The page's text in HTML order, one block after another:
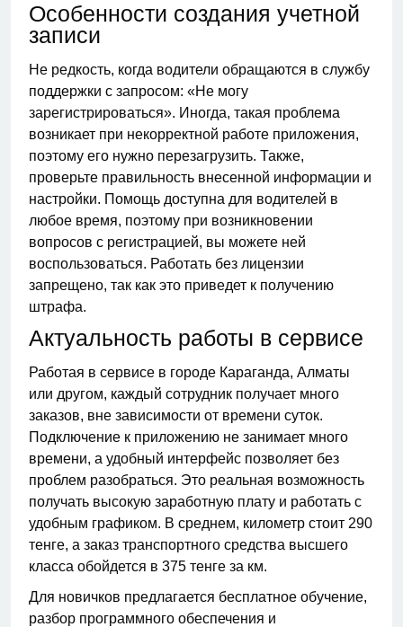
Особенности создания учетной
записи
Не редкость, когда водители обращаются в службу
поддержки с запросом: «Не могу
зарегистрироваться». Иногда, такая проблема
возникает при некорректной работе приложения,
поэтому его нужно перезагрузить. Также,
проверьте правильность внесенной информации и
настройки. Помощь доступна для водителей в
любое время, поэтому при возникновении
вопросов с регистрацией, вы можете ней
воспользоваться. Работать без лицензии
запрещено, так как это приведет к получению
штрафа.
Актуальность работы в сервисе
Работая в сервисе в городе Караганда, Алматы
или другом, каждый сотрудник получает много
заказов, вне зависимости от времени суток.
Подключение к приложению не занимает много
времени, а удобный интерфейс позволяет без
проблем разобраться. Это реальная возможность
получать высокую заработную плату и работать с
удобным графиком. В среднем, километр стоит 290
тенге, а заказ транспортного средства высшего
класса обойдется в 375 тенге за км.
Для новичков предлагается бесплатное обучение,
разбор программного обеспечения и